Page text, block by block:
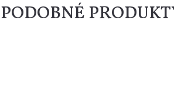
PODOBNÉ